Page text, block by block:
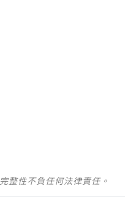
整性不負任何法律責任。